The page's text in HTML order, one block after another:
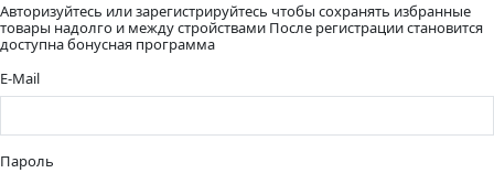
Авторизуйтесь или зарегистрируйтесь чтобы сохранять избранные
товары надолго и между стройствами После регистрации становится
доступна бонусная программа
E-Mail
Пароль